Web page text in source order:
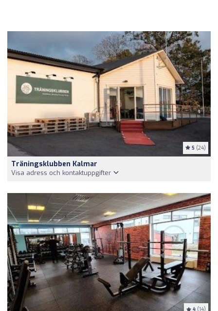
5 (24)
Träningsklubben Kalmar
Visa adress och kontaktuppgifter
4 (14)